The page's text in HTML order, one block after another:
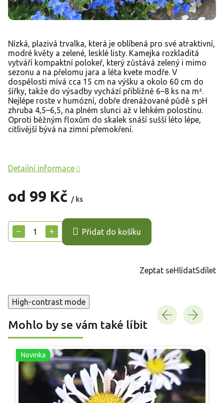
od 99 Kč / ks
cena:
+
− Přidat do košíku
Nízká, plazivá trvalka, která je oblíbená pro své atraktivní,
modré květy a zelené, lesklé listy. Kamejka rozkladitá
vytváří kompaktní polokeř, který zůstává zelený i mimo
sezonu a na přelomu jara a léta kvete modře. V
dospělosti mívá cca 15 cm na výšku a okolo 60 cm do
šířky, takže do výsadby vychází přibližně 6–8 ks na m².
Nejlépe roste v humózní, dobře drenážované půdě s pH
zhruba 4,5–6,5, na plném slunci až v lehkém polostínu.
Oproti běžným floxům do skalek snáší sušší léto lépe,
citlivější bývá na zimní přemokření.
Detailní informace
Zeptat seHlídatSdílet
High-contrast mode
Mohlo by se vám také líbit
Novinka